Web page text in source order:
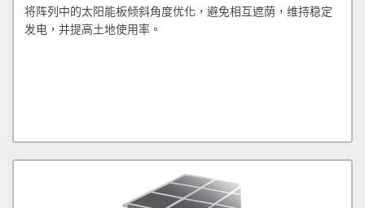
将阵列中的太阳能板倾斜角度优化，避免相互遮荫，维持稳定
发电，并提高土地使用率。